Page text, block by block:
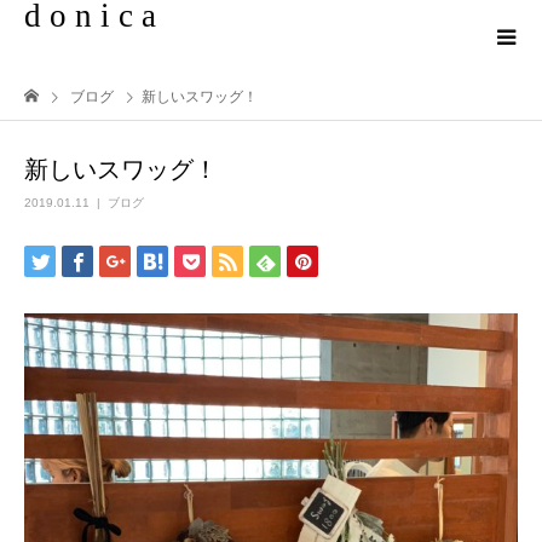
d o n i c a
ブログ 新しいスワッグ！
新しいスワッグ！
2019.01.11 ブログ